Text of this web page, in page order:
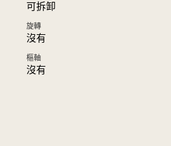
可拆卸
旋轉
沒有
樞軸
沒有